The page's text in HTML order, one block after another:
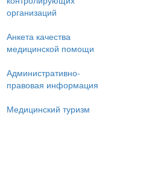
организаций
Анкета качества
медицинской помощи
Административно-
правовая информация
Медицинский туризм